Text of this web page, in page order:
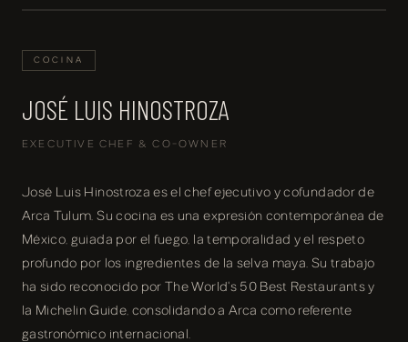
COCINA
JOSÉ LUIS HINOSTROZA
EXECUTIVE CHEF & CO-OWNER
José Luis Hinostroza es el chef ejecutivo y cofundador de
Arca Tulum. Su cocina es una expresión contemporánea de
México, guiada por el fuego, la temporalidad y el respeto
profundo por los ingredientes de la selva maya. Su trabajo
ha sido reconocido por The World's 50 Best Restaurants y
la Michelin Guide, consolidando a Arca como referente
gastronómico internacional.